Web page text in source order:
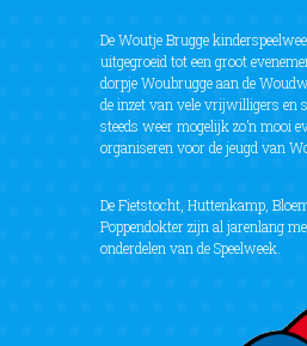
De Woutje Brugge
uitgegroeid tot een groot
dorpje Woubrugge aan de
de inzet van vele vrijwilligers en
steeds weer mogelijk zo’n mooi
organiseren voor de jeugd van
De Fietstocht, Huttenkamp,
Poppendokter zijn al jarenlang
onderdelen van de Speelweek.